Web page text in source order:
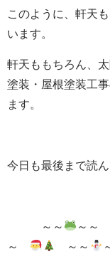
このように、軒天
います。
軒天ももちろん、
塗装・屋根塗装工
ます。
今日も最後まで読
～～ ～～
～
～～